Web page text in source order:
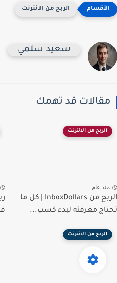
الربح من الانترنت
سعيد سلمي
مقالات قد تهمك
الربح من الانترنت
منذ عام
الربح من InboxDollars | كل ما
تحتاج معرفته لبدء كسب...
الربح من الانترنت